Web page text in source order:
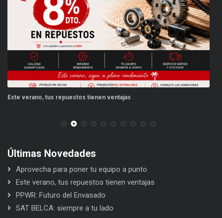
Este verano, tus repuestos tienen ventajas
Últimas Novedades
Aprovecha para poner tu equipo a punto
Este verano, tus repuestos tienen ventajas
PPWR: Futuro del Envasado
SAT BELCA: siempre a tu lado